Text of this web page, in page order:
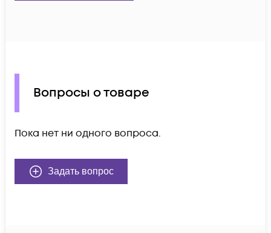
Вопросы о товаре
Пока нет ни одного вопроса.
Задать вопрос